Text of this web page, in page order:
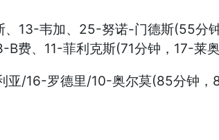
13-韦加、25-努诺-门德斯(55分
费、11-菲利克斯(71分钟，17-莱
/16-罗德里/10-奥尔莫(85分钟